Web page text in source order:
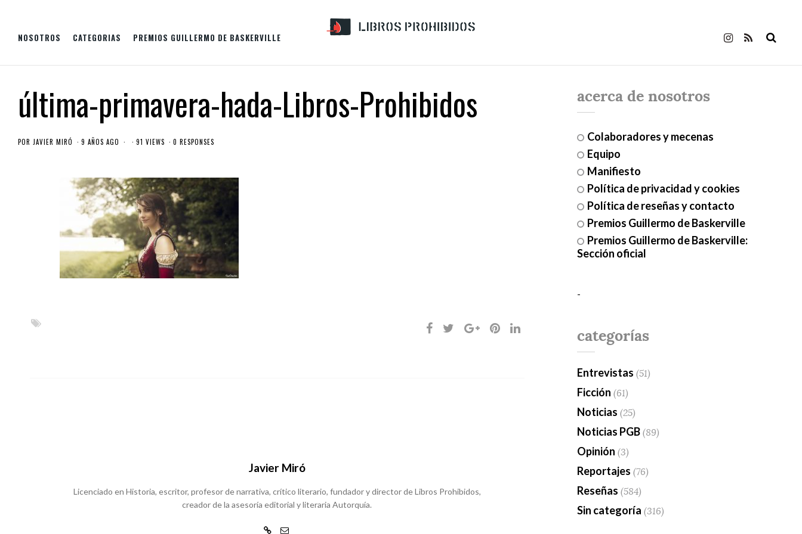
NOSOTROS CATEGORIAS PREMIOS GUILLERMO DE BASKERVILLE
última-primavera-hada-Libros-Prohibidos
POR JAVIER MIRÓ 9 AÑOS AGO 91 VIEWS 0 RESPONSES
Javier Miró
Licenciado en Historia, escritor, profesor de narrativa, crítico literario, fundador y director de Libros Prohibidos,
creador de la asesoría editorial y literaria Autorquía.
acerca de nosotros
Colaboradores y mecenas
Equipo
Manifiesto
Política de privacidad y cookies
Política de reseñas y contacto
Premios Guillermo de Baskerville
Premios Guillermo de Baskerville:
Sección oficial
-
categorías
Entrevistas (51)
Ficción (61)
Noticias (25)
Noticias PGB (89)
Opinión (3)
Reportajes (76)
Reseñas (584)
Sin categoría (316)